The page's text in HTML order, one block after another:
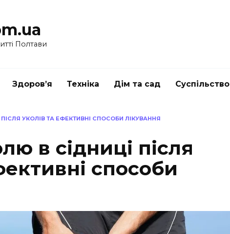
Полтави
Здоров’я Техніка Дім та сад Суспільство
УКОЛІВ ТА ЕФЕКТИВНІ СПОСОБИ ЛІКУВАННЯ
в сідниці після
способи